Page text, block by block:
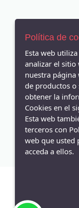
29
29/30
3/4A
30
31
31/32
32
Blanditos By
ZAXY
YSABEL MORA
BIOMECANICS
COQUEFLEX
PUMA
IGOR
GARZÓN
FLEXINENS
IPANEMA
POLÍTICA DE
ENVÍOS Y
POLÍTICA DE
Pasatitos - Calle
672629982
Política de
Esta web
analizar el sitio
nuestra
de productos o
obtener la
Cookies en el
Esta web
terceros con
web que usted
acceda a ellos.